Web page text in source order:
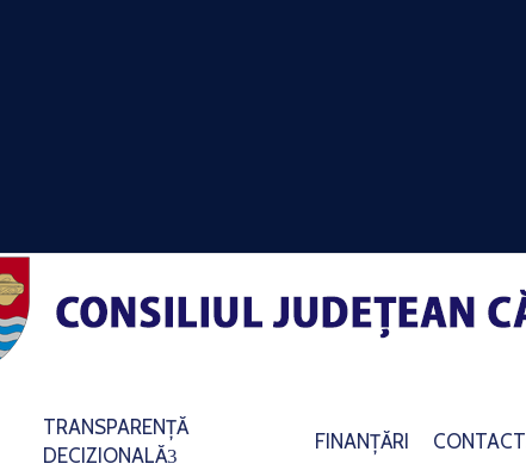
TRANSPARENȚĂ
DECIZIONALĂ
FINANȚĂRI CONTACT